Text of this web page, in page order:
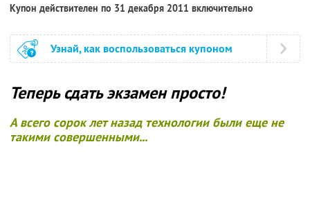
Купон действителен по 31 декабря 2011 включительно
Узнай, как воспользоваться купоном
Теперь сдать экзамен просто!
А всего сорок лет назад технологии были еще не
такими совершенными...